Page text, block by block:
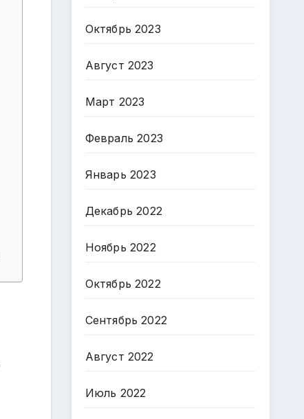
Октябрь 2023
Август 2023
Март 2023
Февраль 2023
Январь 2023
Декабрь 2022
Ноябрь 2022
Октябрь 2022
Сентябрь 2022
Август 2022
Июль 2022